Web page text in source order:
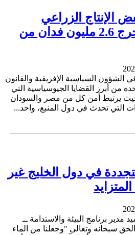
الإنتاج الزراعي
المصري 12 % ويخرج 2.6 مليون فدان من
السياسية الإفريقية والقانون
من أبرز القضايا الجيوسياسية التي
يرتبط أمن كل من مصر والسودان
التي تحدث في دول المنبع، واحد...
في دول الخليج غير
برنامج البيئة والاستدامة ــ
سبحانه وتعالى "وجعلنا من الماء